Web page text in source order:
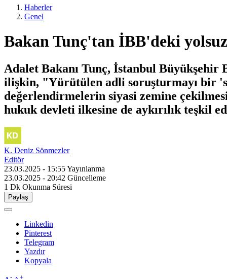
Haberler
Genel
Bakan Tunç'tan İBB'deki
Adalet Bakanı Tunç, İstanbul
ilişkin, "Yürütülen adli soruşturmayı bir
değerlendirmelerin siyasi zemine
hukuk devleti ilkesine de aykırılık teşkil
K. Deniz Sönmezler
Editör
23.03.2025 - 15:55Yayınlanma
23.03.2025 - 20:42 Güncelleme
1 Dk Okunma Süresi
Paylaş
Linkedin
Pinterest
Telegram
Yazdır
Kopyala
- +